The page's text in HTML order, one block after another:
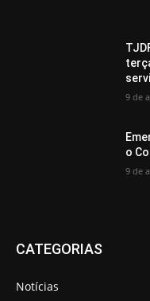
9 de
o
9 de
CATEGORIAS
Notícias